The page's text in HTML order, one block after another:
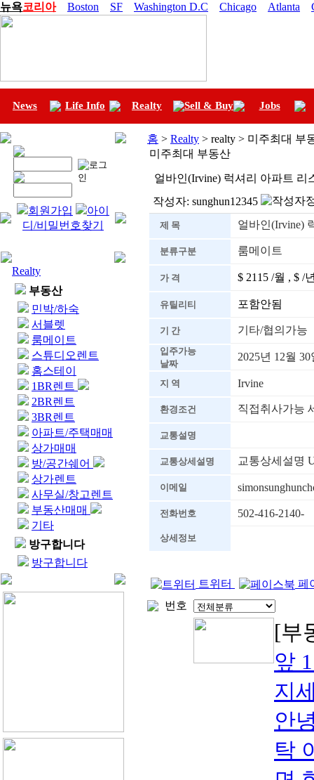
뉴욕코리아 Boston SF Washington D.C Chicago Atlanta
News Life Info Realty Sell & Buy Jobs
회원가입
아이
디/비밀번호찾기
Realty
부동산
민박/하숙
서블렛
룸메이트
스튜디오렌트
홈스테이
1BR렌트
2BR렌트
3BR렌트
아파트/주택매매
상가매매
방/공간쉐어
상가렌트
사무실/창고렌트
부동산매매
기타
방구합니다
방구합니다
홈 > Realty > realty > 미주최대 부
미주최대 부동산
얼바인(Irvine) 럭셔리 아파트 리
작성자: sunghun12345
제 목 얼바인(Irvine)
분류구분 룸메이트
가 격 $ 2115 /월 , $ /
유틸리티 포함안됨
기 간 기타/협의가능
입주가능
날짜
2025년 12월 30
지 역 Irvine
환경조건 직접취사가능
교통설명
교통상세설명 교통상세설명
이메일
전화번호 502-416-2140-
상세정보
트위터
페
번호
[부
앞
지
안
탁